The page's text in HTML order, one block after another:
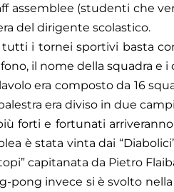
assemblee (studenti che
del dirigente scolastico.
tutti i tornei sportivi basta
il nome della squadra e
era composto da 16
era diviso in due
forti e fortunati
è stata vinta dai
capitanata da Pietro
pong invece si è svolto